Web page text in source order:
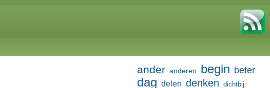
ander anderen begin beter
dag delen denken dichtbij